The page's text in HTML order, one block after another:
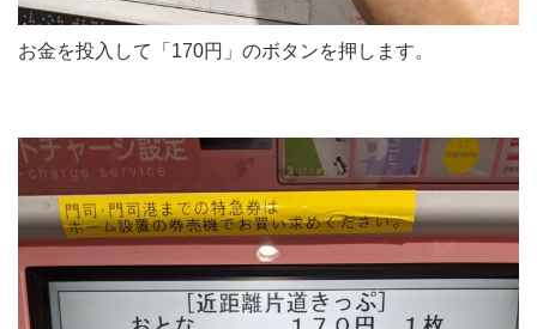
お金を投入して「170円」のボタンを押します。